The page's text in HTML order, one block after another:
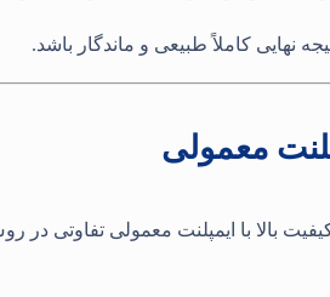
نهایی کاملاً طبیعی و ماندگار باشد.
معمولی
با ایمپلنت معمولی تفاوتی در